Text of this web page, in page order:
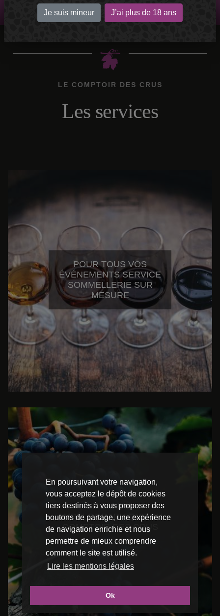
En poursuivant votre navigation,
vous acceptez le dépôt de cookies
tiers destinés à vous proposer des
boutons de partage, une expérience
de navigation enrichie et nous
permettre de mieux comprendre
comment le site est utilisé.
Lire les mentions légales
Ok
LE COMPTOIR DES CRUS
Les services
POUR TOUS VOS
ÉVÉNEMENTS SERVICE
SOMMELLERIE SUR
MESURE
LE JARDIN
AMPÉLOGRAPHIQUE DU
COMPTOIR DES CRUS
Je suis mineur J’ai plus de 18 ans